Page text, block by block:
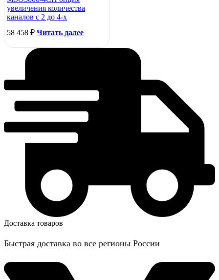
увеличения количества
каналов с 2 до 4-х
58 458 ₽ Читать далее
Доставка товаров
Быстрая доставка во все регионы России